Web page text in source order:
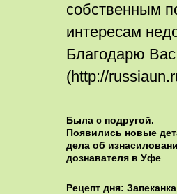
собственным
интересам
Благодарю
(http://
Была с подругой.
Появились новые
дела об
дознавателя в Уфе
Рецепт дня: